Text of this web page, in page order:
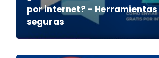
por internet? -
seguras